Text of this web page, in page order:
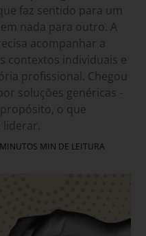
faz sentido para um
nada para outro. A
acompanhar a
contextos individuais e
profissional. Chegou
soluções genéricas -
o que
MIN DE LEITURA